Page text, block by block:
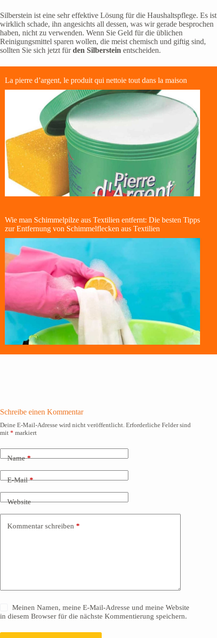
Silberstein ist eine sehr effektive Lösung für die Haushaltspflege. Es ist
wirklich schade, ihn angesichts all dessen, was wir gerade besprochen
haben, nicht zu verwenden. Wenn Sie Geld für die üblichen
Reinigungsmittel sparen wollen, die meist chemisch und giftig sind,
sollten Sie sich jetzt fürden Silberstein entscheiden.
La pierre d’argent, le produit qui nettoie tout dans la maison
Wie man Schimmelpilze aus Textilien entfernt: Die besten Tipps
zur Entfernung von Schimmelflecken aus Textilien
Schreibe einen Kommentar
Deine E-Mail-Adresse wird nicht veröffentlicht. Erforderliche Felder sind
mit * markiert
Name*
E-Mail*
Website
Kommentar schreiben *
Meinen Namen, meine E-Mail-Adresse und meine Website
in diesem Browser für die nächste Kommentierung speichern.